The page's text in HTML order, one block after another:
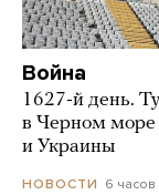
Война
1627-й день.
в Черном море
и Украины
НОВОСТИ 6 часов